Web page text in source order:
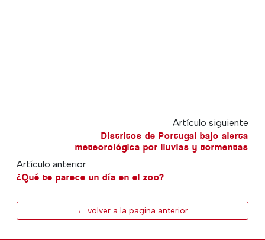
Artículo siguiente
Distritos de Portugal bajo alerta
meteorológica por lluvias y tormentas
Artículo anterior
¿Qué te parece un día en el zoo?
← volver a la pagina anterior